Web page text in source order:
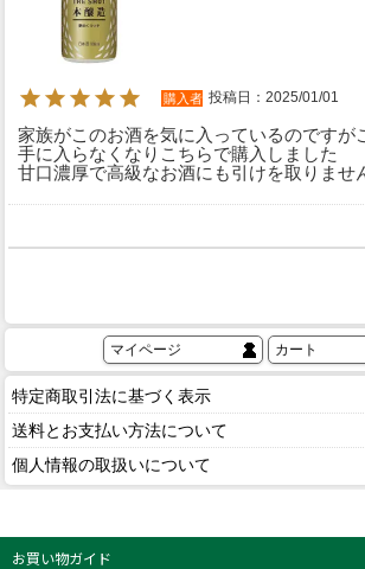
購入者 投稿日 2025/01/01
家族がこのお酒を気に入っているのですが
手に入らなくなりこちらで購入しました
マイページ カート
特定商取引法に基づく表示
送料とお支払い方法について
個人情報の取扱いについて
お買い物ガイド